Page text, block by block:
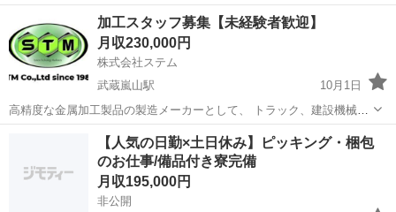
━━━━━━━━━━━━━━━━━ フロントガラスへの部品取付作
業 ━━━━━━━━━━━━━━━━━ ☆自動車に欠かせない“フロ
ントガラス”へ 部品を取り付けるカンタ...
竹沢駅 工場 未経験
加工スタッフ募集【未経験者歓迎】
月収230,000円
株式会社ステム
武蔵嵐山駅
10月1日
高精度な金属加工製品の製造メーカーとして、 トラック、建設機械、
船舶など様々な分野のものづくりに貢献してきた当社。 組織強化に向
け、増員募集を行います。 仕事の内容 加工及び補助業務（未経験者
武蔵嵐山駅 機械 未経験
【人気の日勤×土日休み】ピッキング・梱包
のお仕事/備品付き寮完備
月収195,000円
非公開